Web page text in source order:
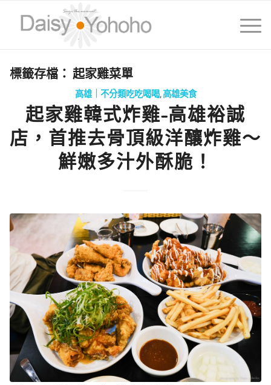
標籤存檔： 起家雞菜單
高雄｜不分類吃吃喝喝,高雄美食
起家雞韓式炸雞-高雄裕誠
店，首推去骨頂級洋釀炸雞～
鮮嫩多汁外酥脆！